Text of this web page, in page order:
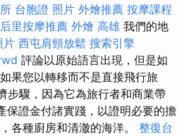
台胞證 照片 外燴推薦 按摩課程
后里按摩推薦 外燴 高雄 我們的地
片 西屯肩頸放鬆 搜索引擎
評論以原始語言出現，但是如
果您以轉移而不是直接飛行旅
步驟，因為它為旅行者和商業帶
保證金付諸實踐，以證明必要的擔
各種廚房和清澈的海洋。 整復台